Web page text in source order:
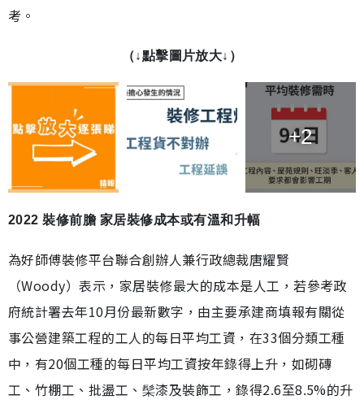
考。
（↓點擊圖片放大↓）
+2
2022 裝修前膽 家居裝修成本或有溫和升幅
為好師傅裝修平台聯合創辦人兼行政總裁唐耀賢
（Woody）表示，家居裝修最大的成本是人工，若參考政
府統計署去年10月份最新數字，由主要承建商填報有關從
事公營建築工程的工人的每日平均工資，在33個分類工種
中，有20個工種的每日平均工資按年錄得上升，如砌磚
工、竹棚工、批盪工、髤漆及裝飾工，錄得2.6至8.5%的升